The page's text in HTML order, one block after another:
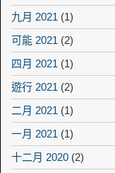
九月 2021 (1)
可能 2021 (2)
四月 2021 (1)
遊行 2021 (2)
二月 2021 (1)
一月 2021 (1)
十二月 2020 (2)